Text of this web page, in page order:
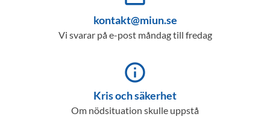
kontakt@miun.se
Vi svarar på e-post måndag till fredag
info_outline
Kris och säkerhet
Om nödsituation skulle uppstå